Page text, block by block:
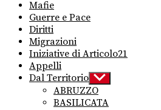
Mafie
Guerre e Pace
Diritti
Migrazioni
Iniziative di Articolo21
Appelli
Dal Territorio Show
sub
menu
ABRUZZO
BASILICATA